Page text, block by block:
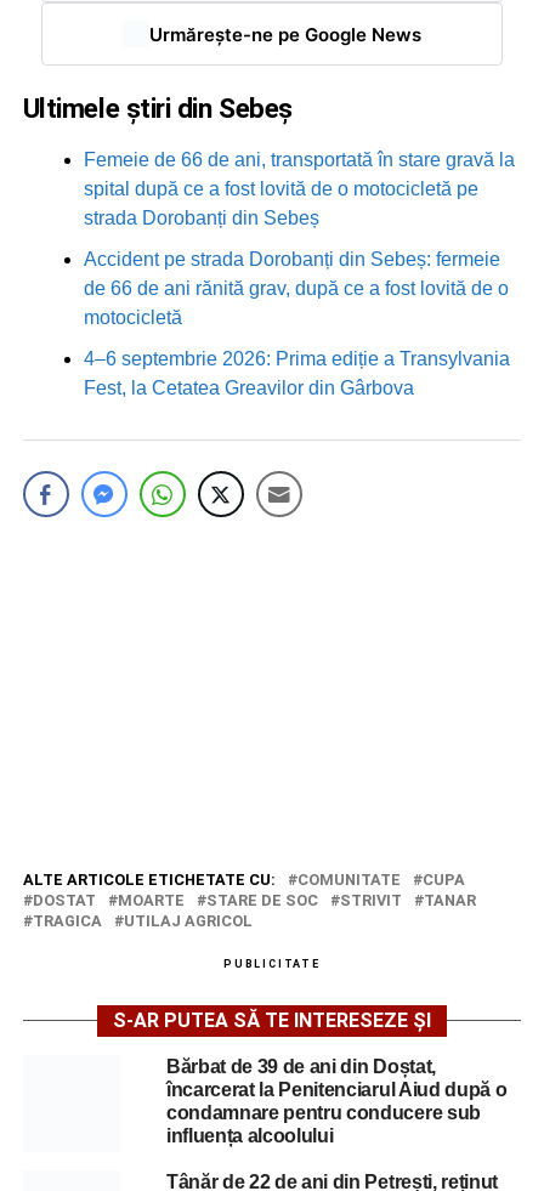
Urmărește-ne pe Google News
Ultimele știri din Sebeș
Femeie de 66 de ani, transportată în stare gravă la
spital după ce a fost lovită de o motocicletă pe
strada Dorobanți din Sebeș
Accident pe strada Dorobanți din Sebeș: fermeie
de 66 de ani rănită grav, după ce a fost lovită de o
motocicletă
4–6 septembrie 2026: Prima ediție a Transylvania
Fest, la Cetatea Greavilor din Gârbova
ALTE ARTICOLE ETICHETATE CU: COMUNITATE
CUPA
DOSTAT
MOARTE STARE DE SOC STRIVIT
TANAR
TRAGICA
UTILAJ AGRICOL
PUBLICITATE
S-AR PUTEA SĂ TE INTERESEZE ȘI
Bărbat de 39 de ani din Doștat,
încarcerat la Penitenciarul Aiud după o
condamnare pentru conducere sub
influența alcoolului
Tânăr de 22 de ani din Petrești, reținut